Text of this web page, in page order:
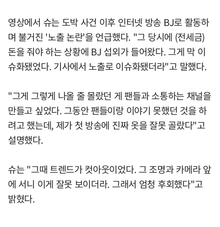
영상에서 슈는 도박 사건 이후 인터넷 방송 BJ로 활동하
며 불거진 '노출 논란'을 언급했다. "그 당시에 (전세금)
돈을 줘야 하는 상황에 BJ 섭외가 들어왔다. 그게 막 이
슈화됐었다. 기사에서 노출로 이슈화됐더라"고 말했다.
"그게 그렇게 나올 줄 몰랐던 게 팬들과 소통하는 채널을
만들고 싶었다. 그동안 팬들이랑 이야기 못했던 것을 하
려고 했는데, 제가 첫 방송에 진짜 옷을 잘못 골랐다"고
설명했다.
슈는 "그때 트렌드가 컷아웃이었다. 그 조명과 카메라 앞
에 서니 이게 잘못 보이더라. 그래서 엄청 후회했다"고
밝혔다.